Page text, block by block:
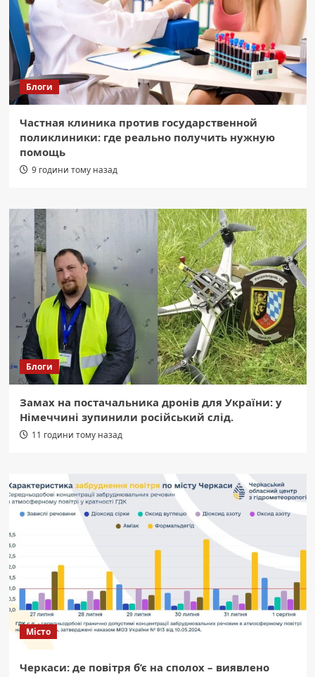
Блоги
Частная клиника против государственной
поликлиники: где реально получить нужную
помощь
9 години тому назад
Блоги
Замах на постачальника дронів для України: у
Німеччині зупинили російський слід.
11 години тому назад
Місто
Черкаси: де повітря б’є на сполох – виявлено